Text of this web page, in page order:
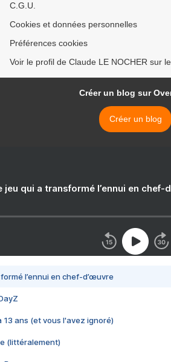
C.G.U.
Cookies et données personnelles
Préférences cookies
Voir le profil de Claude LE NOCHER sur
Créer un blog sur
Créer un blog
jeu qui a transformé l’ennui en chef-
l’ennui en chef-d’œuvre
13 ans (et vous l'avez ignoré)
(littéralement)